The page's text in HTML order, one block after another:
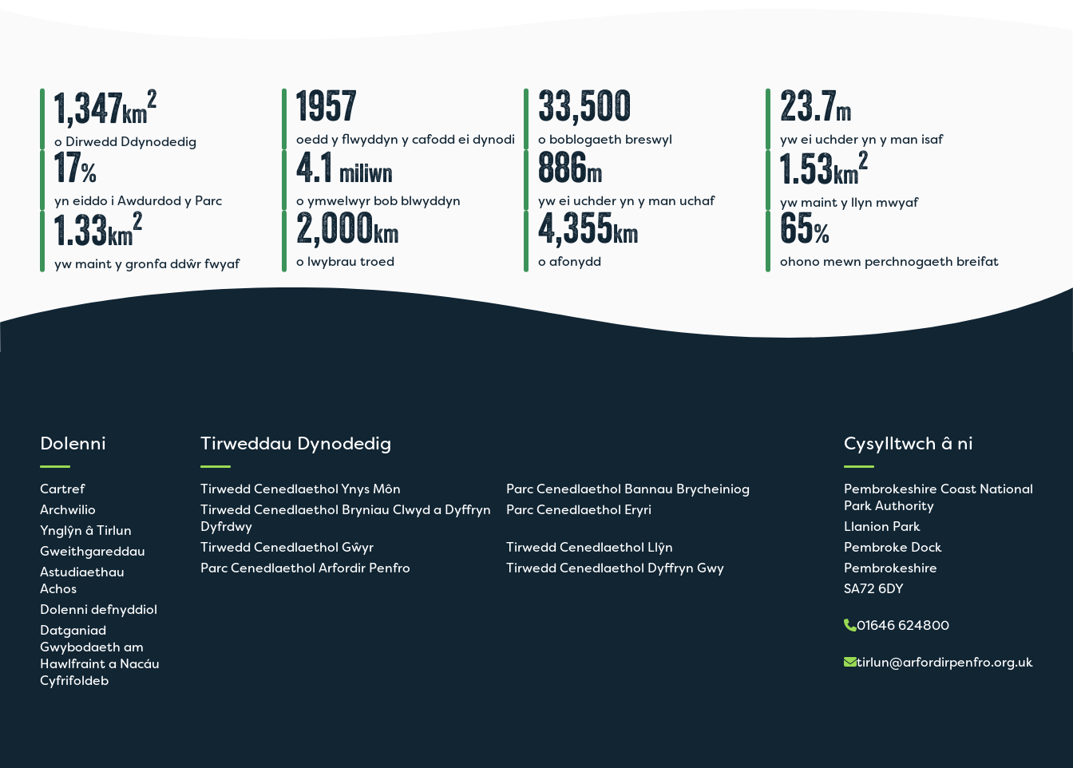
1,347km
2
o Dirwedd Ddynodedig
1957
oedd y flwyddyn y cafodd ei dynodi
33,500
o boblogaeth breswyl
23.7m
yw ei uchder yn y man isaf
17%
yn eiddo i Awdurdod y Parc
4.1 miliwn
o ymwelwyr bob blwyddyn
886m
yw ei uchder yn y man uchaf
1.53km
2
yw maint y llyn mwyaf
1.33km
2
yw maint y gronfa ddŵr fwyaf
2,000km
o lwybrau troed
4,355km
o afonydd
65%
ohono mewn perchnogaeth breifat
Dolenni
Cartref
Archwilio
Ynglŷn â Tirlun
Gweithgareddau
Astudiaethau
Achos
Dolenni defnyddiol
Datganiad
Gwybodaeth am
Hawlfraint a Nacáu
Cyfrifoldeb
Tirweddau Dynodedig
Tirwedd Cenedlaethol Ynys Môn
Parc Cenedlaethol Bannau Brycheiniog
Tirwedd Cenedlaethol Bryniau Clwyd a Dyffryn
Dyfrdwy
Parc Cenedlaethol Eryri
Tirwedd Cenedlaethol Gŵyr
Tirwedd Cenedlaethol Llŷn
Parc Cenedlaethol Arfordir Penfro
Tirwedd Cenedlaethol Dyffryn Gwy
Cysylltwch â ni
Pembrokeshire Coast National
Park Authority
Llanion Park
Pembroke Dock
Pembrokeshire
SA72 6DY
01646 624800
tirlun@arfordirpenfro.org.uk